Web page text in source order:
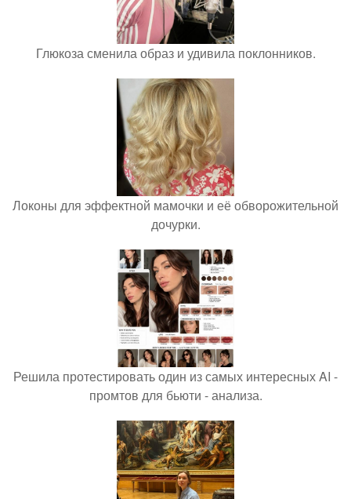
Глюкоза сменила образ и удивила поклонников.
Локоны для эффектной мамочки и её обворожительной
дочурки.
Решила протестировать один из самых интересных AI -
промтов для бьюти - анализа.